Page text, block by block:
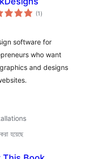
(1 total
ratings
)
software for
who want
and designs
হয়েছে